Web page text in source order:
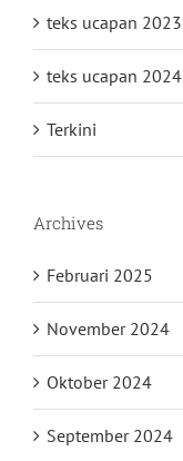
teks ucapan 2023
teks ucapan 2024
Terkini
Archives
Februari 2025
November 2024
Oktober 2024
September 2024